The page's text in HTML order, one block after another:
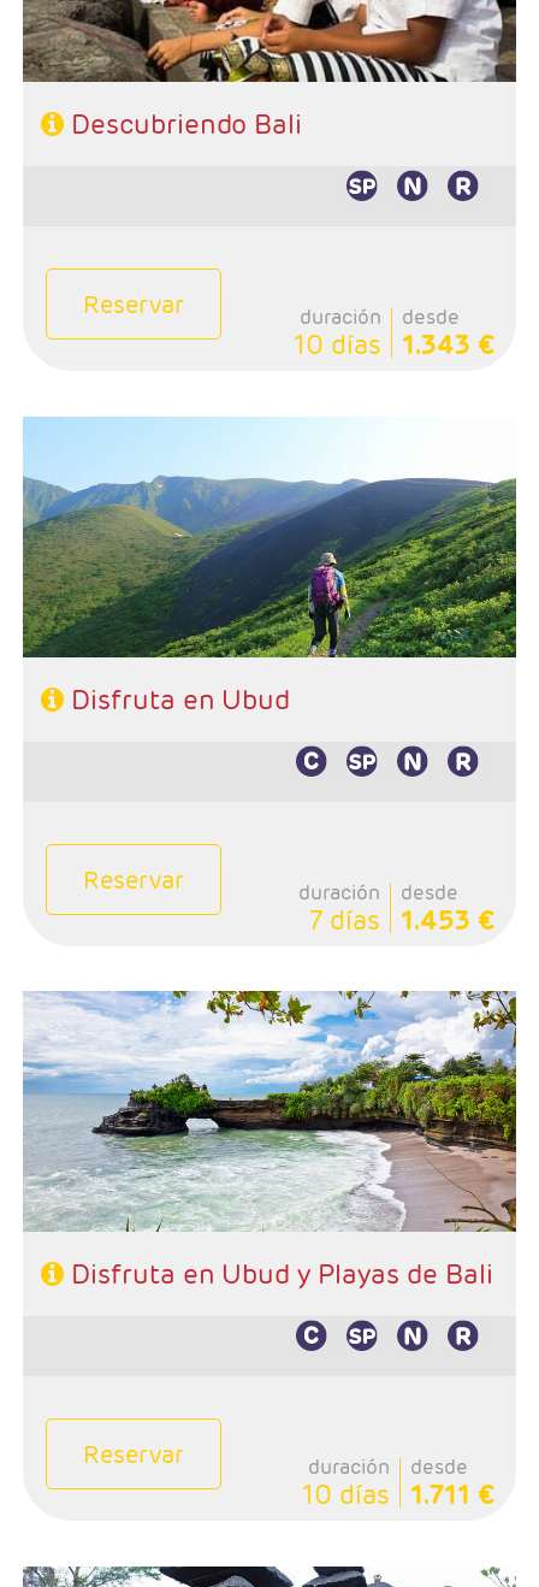
668 808 620
Descubriendo Bali
Reservar duración
10 días
desde
1.343 €
- Ruta: Ubud 4 noches (ampliables)
- Categoría hotelera: A elección del cliente
- Régimen: A elección del cliente
Disfruta en Ubud
Reservar duración
7 días
desde
1.453 €
- Salidas: Diarias
- Ruta: Ubud y playas de Bali
- Categoría hotelera: A elección del cliente
- Régimen: A elección del cliente
Disfruta en Ubud y Playas de Bali
Reservar duración
10 días
desde
1.711 €